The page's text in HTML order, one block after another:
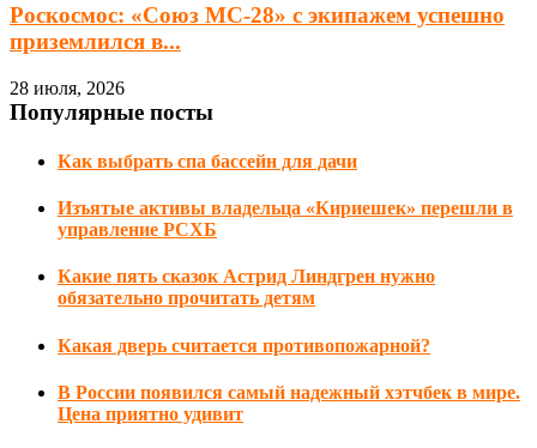
Роскосмос: «Союз МС-28» с экипажем успешно
приземлился в...
28 июля, 2026
Популярные посты
Как выбрать спа бассейн для дачи
Изъятые активы владельца «Кириешек» перешли в
управление РСХБ
Какие пять сказок Астрид Линдгрен нужно
обязательно прочитать детям
Какая дверь считается противопожарной?
В России появился самый надежный хэтчбек в мире.
Цена приятно удивит